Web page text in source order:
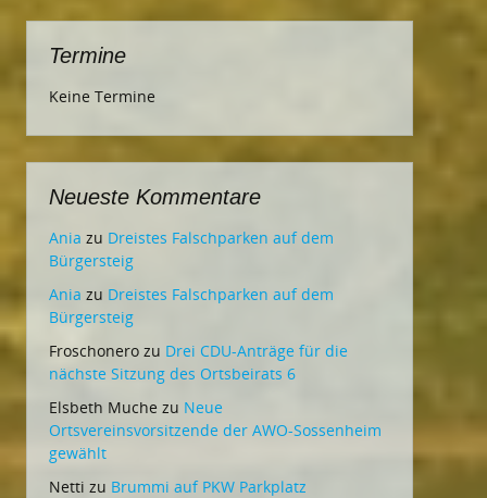
Termine
Keine Termine
Neueste Kommentare
Ania zu Dreistes Falschparken auf dem
Bürgersteig
Ania zu Dreistes Falschparken auf dem
Bürgersteig
Froschonero zu Drei CDU-Anträge für die
nächste Sitzung des Ortsbeirats 6
Elsbeth Muche zu Neue
Ortsvereinsvorsitzende der AWO-Sossenheim
gewählt
Netti zu Brummi auf PKW Parkplatz